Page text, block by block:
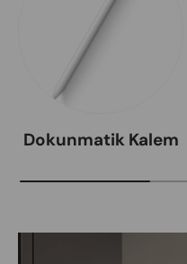
Dokunmatik Kalem